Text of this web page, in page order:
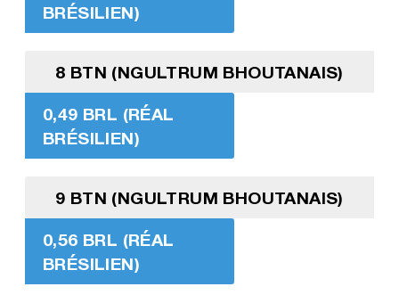
BRÉSILIEN)
8 BTN (NGULTRUM BHOUTANAIS)
0,49 BRL (RÉAL
BRÉSILIEN)
9 BTN (NGULTRUM BHOUTANAIS)
0,56 BRL (RÉAL
BRÉSILIEN)